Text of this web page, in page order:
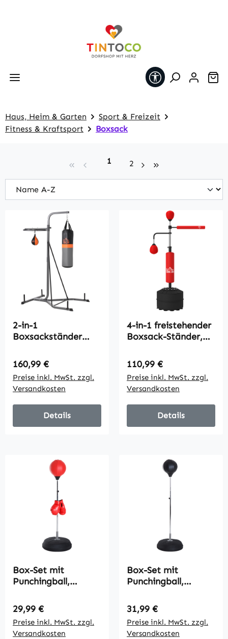
Werkzeugleiste
Haus, Heim & Garten
Sport & Freizeit
Fitness & Kraftsport
Boxsack
Seite
1 Seite
2
2-in-1
Boxsackständer
kg, drehbar
Boxsackhalterung
aus Stahl mit 20kg
Boxsack
Punchingball,
stehend
höhenverstellbar
Training, Schwarz
Regulärer Preis:
160,99 €
Preise inkl. MwSt. zzgl.
Versandkosten
Details
4-in-1 freistehender
Boxsack-Ständer,
höhenverstellbar,
Rot
Regulärer Preis:
110,99 €
Preise inkl. MwSt. zzgl.
Versandkosten
Details
Box-Set mit
Punchingball,
inkl.
Boxhandschuhe,
126-144cm, Rot
Regulärer Preis:
29,99 €
Preise inkl. MwSt. zzgl.
Versandkosten
Box-Set mit
Punchingball,
inkl.
Boxhandschuhe,
126-144cm, Schwarz
Regulärer Preis:
31,99 €
Preise inkl. MwSt. zzgl.
Versandkosten